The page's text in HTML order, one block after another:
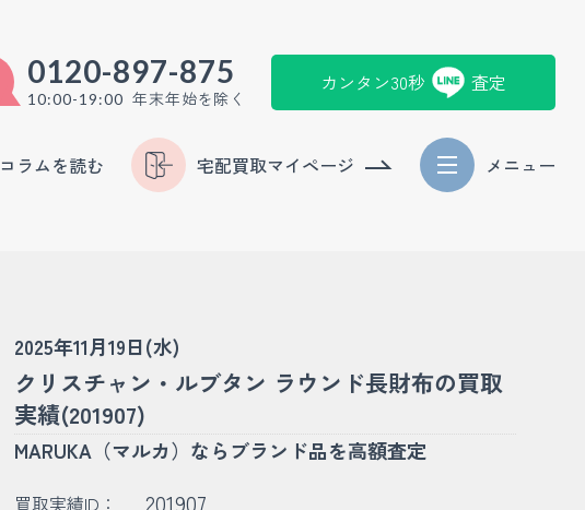
0120-897-875
10:00-19:00 年末年始を除く
カンタン30秒 査定
コラムを読む 宅配買取マイページ メニュー
2025年11月19日(水)
クリスチャン・ルブタン ラウンド長財布の買取
実績(201907)
MARUKA（マルカ）ならブランド品を高額査定
買取実績ID： 201907